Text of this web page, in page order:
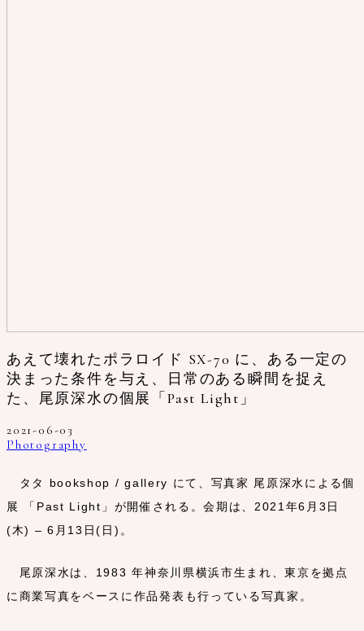
あえて壊れたポラロイド SX-70 に、ある一定の
決まった条件を与え、日常のある瞬間を捉え
た、尾原深水の個展「Past Light」
2021-06-03
Photography
タタ bookshop / gallery にて、写真家 尾原深水による個
展 「Past Light」が開催される。会期は、2021年6月3日
(木) – 6月13日(日)。
尾原深水は、1983 年神奈川県横浜市生まれ、東京を拠点
に商業写真をベースに作品発表も行っている写真家。